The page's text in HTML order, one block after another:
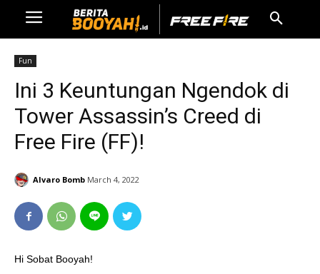
Fun
Ini 3 Keuntungan Ngendok di
Tower Assassin’s Creed di
Free Fire (FF)!
Alvaro Bomb March 4, 2022
Hi Sobat Booyah!